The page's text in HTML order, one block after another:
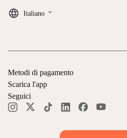
Italiano keyboard_arrow_down
Metodi di pagamento
Scarica l'app
Seguici